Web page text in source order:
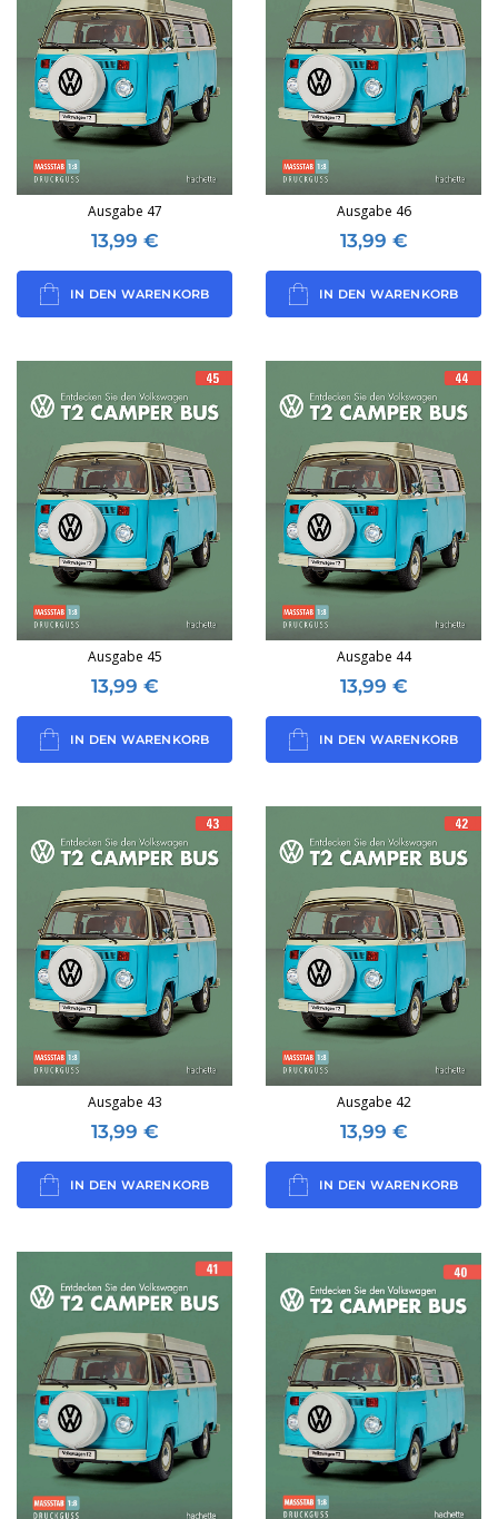
Ausgabe 47
13,99 €
IN DEN WARENKORB
Ausgabe 46
13,99 €
IN DEN WARENKORB
Ausgabe 45
13,99 €
IN DEN WARENKORB
Ausgabe 44
13,99 €
IN DEN WARENKORB
Ausgabe 43
13,99 €
IN DEN WARENKORB
Ausgabe 42
13,99 €
IN DEN WARENKORB